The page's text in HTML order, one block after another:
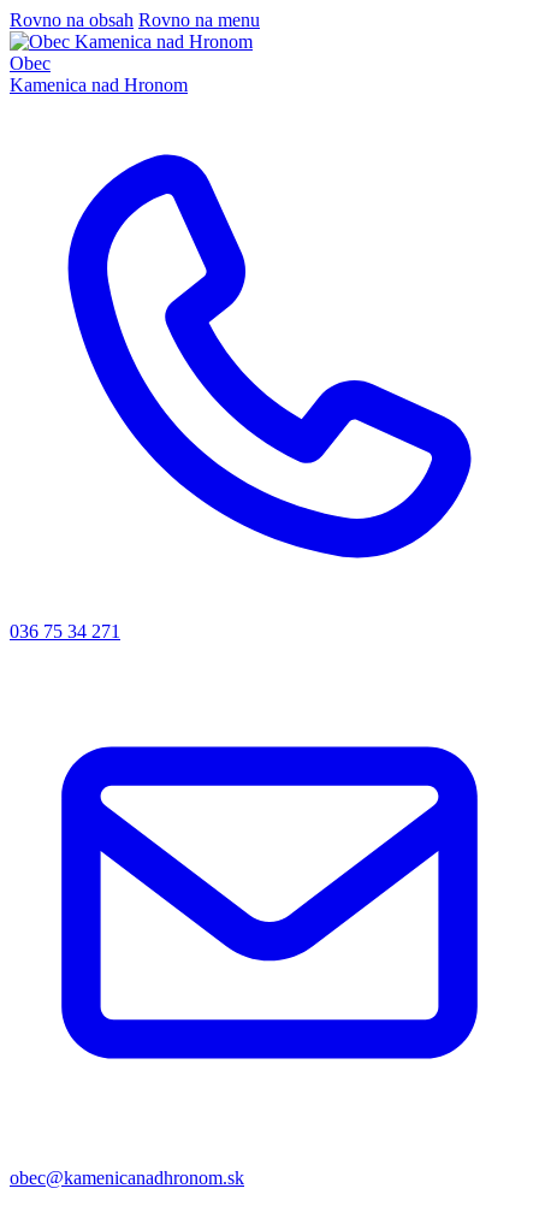
Rovno na obsah Rovno na menu
Obec
Kamenica nad Hronom
036 75 34 271
obec@kamenicanadhronom.sk